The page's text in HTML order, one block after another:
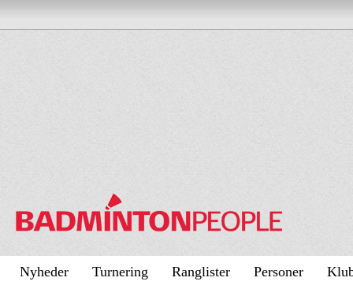
Nyheder Turnering Ranglister Personer